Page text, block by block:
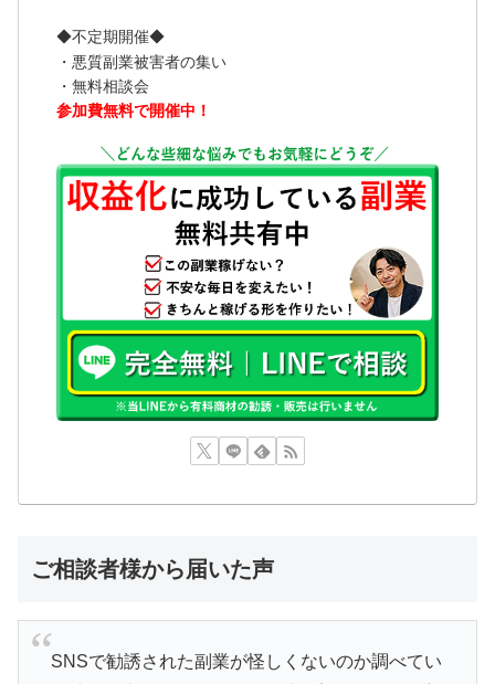
◆不定期開催◆
・悪質副業被害者の集い
・無料相談会
参加費無料で開催中！
ご相談者様から届いた声
SNSで勧誘された副業が怪しくないのか調べてい